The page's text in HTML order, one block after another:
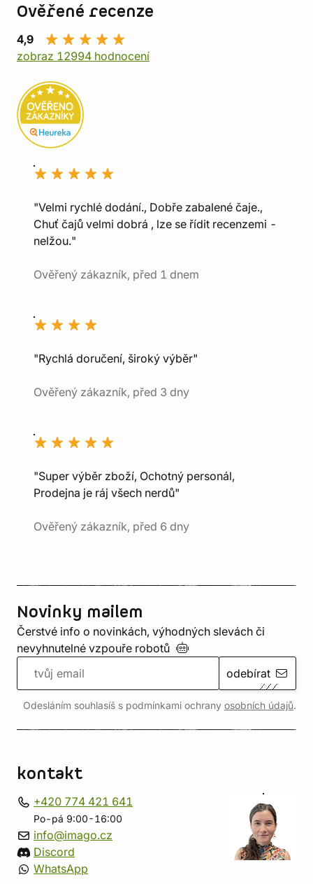
Ověřené recenze
4,9
zobraz 12994 hodnocení
"Velmi rychlé dodání., Dobře zabalené čaje.,
Chuť čajů velmi dobrá , lze se řídit recenzemi -
nelžou."
Ověřený zákazník, před 1 dnem
"Rychlá doručení, široký výběr"
Ověřený zákazník, před 3 dny
"Super výběr zboží, Ochotný personál,
Prodejna je ráj všech nerdů"
Ověřený zákazník, před 6 dny
Novinky mailem
Čerstvé info o novinkách, výhodných slevách či
nevyhnutelné vzpouře robotů
odebírat
Odesláním souhlasíš s podmínkami ochrany osobních údajů.
kontakt
+420 774 421 641
Po-pá 9:00-16:00
info@imago.cz
Discord
WhatsApp